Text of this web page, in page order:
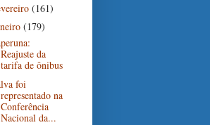
(161)
(179)
Reajuste da
tarifa de ônibus
foi
representado na
Conferência
Nacional da...